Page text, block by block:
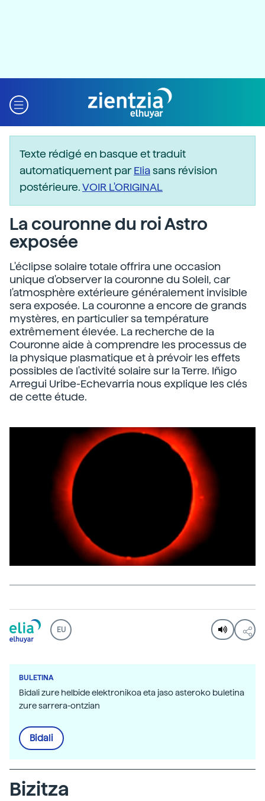
Texte rédigé en basque et traduit
automatiquement parEliasans révision
postérieure.VOIR L'ORIGINAL
La couronne du roi Astro
exposée
L'éclipse solaire totale offrira une occasion
unique d'observer la couronne du Soleil, car
l'atmosphère extérieure généralement invisible
sera exposée. La couronne a encore de grands
mystères, en particulier sa température
extrêmement élevée. La recherche de la
Couronne aide à comprendre les processus de
la physique plasmatique et à prévoir les effets
possibles de l'activité solaire sur la Terre. Iñigo
Arregui Uribe-Echevarria nous explique les clés
de cette étude.
EU
BULETINA
Bidali zure helbide elektronikoa eta jaso asteroko buletina
zure sarrera-ontzian
Bidali
Bizitza